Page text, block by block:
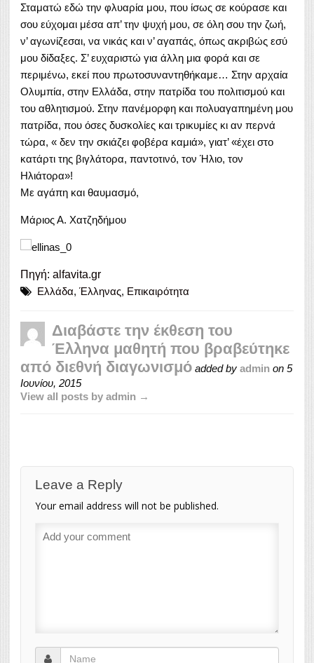
Σταματώ εδώ την φλυαρία μου, που ίσως σε κούρασε και
σου εύχομαι μέσα απ’ την ψυχή μου, σε όλη σου την ζωή,
ν’ αγωνίζεσαι, να νικάς και ν’ αγαπάς, όπως ακριβώς εσύ
μου δίδαξες. Σ’ ευχαριστώ για άλλη μια φορά και σε
περιμένω, εκεί που πρωτοσυναντηθήκαμε… Στην αρχαία
Ολυμπία, στην Ελλάδα, στην πατρίδα του πολιτισμού και
του αθλητισμού. Στην πανέμορφη και πολυαγαπημένη μου
πατρίδα, που όσες δυσκολίες και τρικυμίες κι αν περνά
τώρα, « δεν την σκιάζει φοβέρα καμιά», γιατ’ «έχει στο
κατάρτι της βιγλάτορα, παντοτινό, τον Ήλιο, τον
Ηλιάτορα»!
Με αγάπη και θαυμασμό,
Μάριος Α. Χατζηδήμου
Πηγή: alfavita.gr
Ελλάδα, Έλληνας, Επικαιρότητα
Διαβάστε την έκθεση του
Έλληνα μαθητή που βραβεύτηκε
από διεθνή διαγωνισμό added by admin on 5
Ιουνίου, 2015
View all posts by admin →
Leave a Reply
Your email address will not be published.